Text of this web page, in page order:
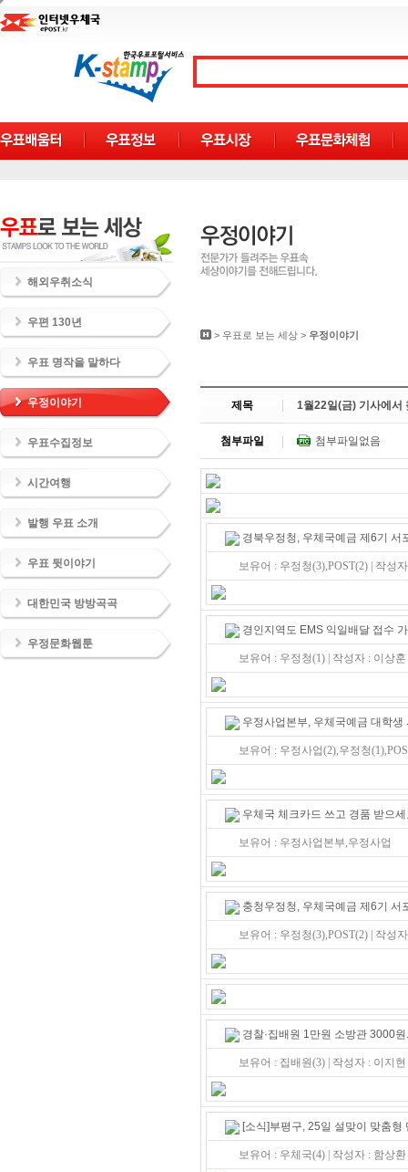
해외우취소식
우편 130년
우표 명작을 말하다
우정이야기
우표수집정보
시간여행
발행 우표 소개
우표 뒷이야기
대한민국 방방곡곡
우정문화웹툰
> 우표로 보는 세상 > 우정이야기
제목 1월22일(금) 기사에서
첨부파일 첨부파일없음
경북우정청, 우체국예금 제6기 서
보유어 : 우정청(3),POST(2) | 작성
경인지역도 EMS 익일배달 접수
보유어 : 우정청(1) | 작성자 : 이상훈
우정사업본부, 우체국예금 대학생
보유어 : 우정사업(2),우정청
우체국 체크카드 쓰고 경품 받으
보유어 : 우정사업본부,우정사업
충청우정청, 우체국예금 제6기 서
보유어 : 우정청(3),POST(2) | 작성
경찰·집배원 1만원 소방관 3000
보유어 : 집배원(3) | 작성자 : 이지현
[소식]부평구, 25일 설맞이 맞춤형
보유어 : 우체국(4) | 작성자 : 함상환